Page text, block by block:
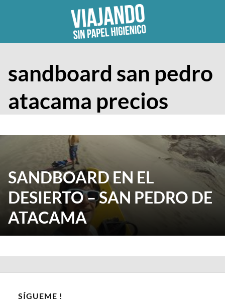
sandboard san pedro
atacama precios
SANDBOARD EN EL
DESIERTO – SAN PEDRO DE
ATACAMA
SÍGUEME !